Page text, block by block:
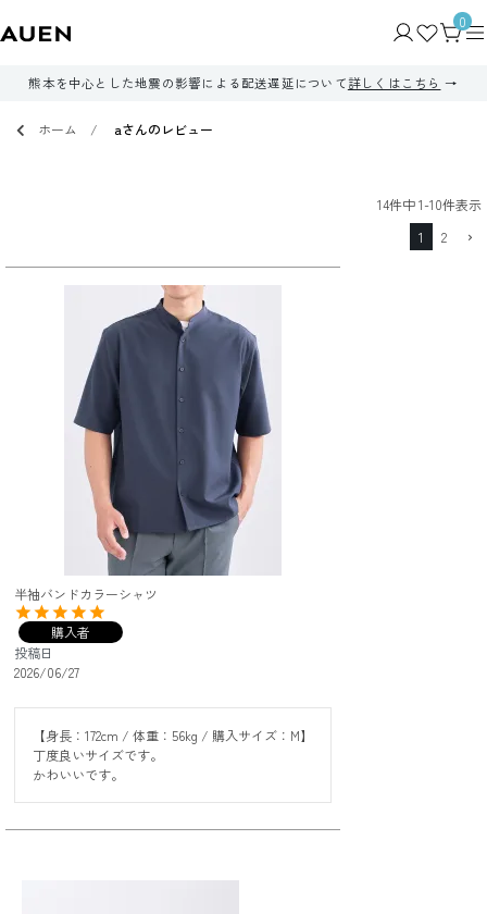
0
熊本を中心とした地震の影響による配送遅延について詳しくはこちら
ホーム aさんのレビュー
14件中1-10件表示
1
2
半袖バンドカラーシャツ
購入者
投稿日
2026/06/27
【身長：172cm / 体重：56kg / 購入サイズ：M】
丁度良いサイズです。
かわいいです。